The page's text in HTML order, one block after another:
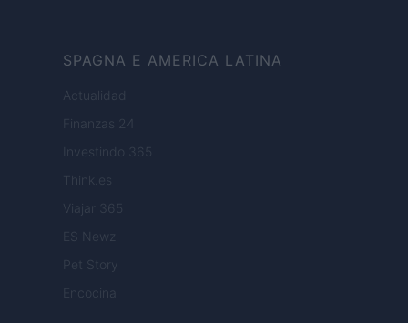
SPAGNA E AMERICA LATINA
Actualidad
Finanzas 24
Investindo 365
Think.es
Viajar 365
ES Newz
Pet Story
Encocina